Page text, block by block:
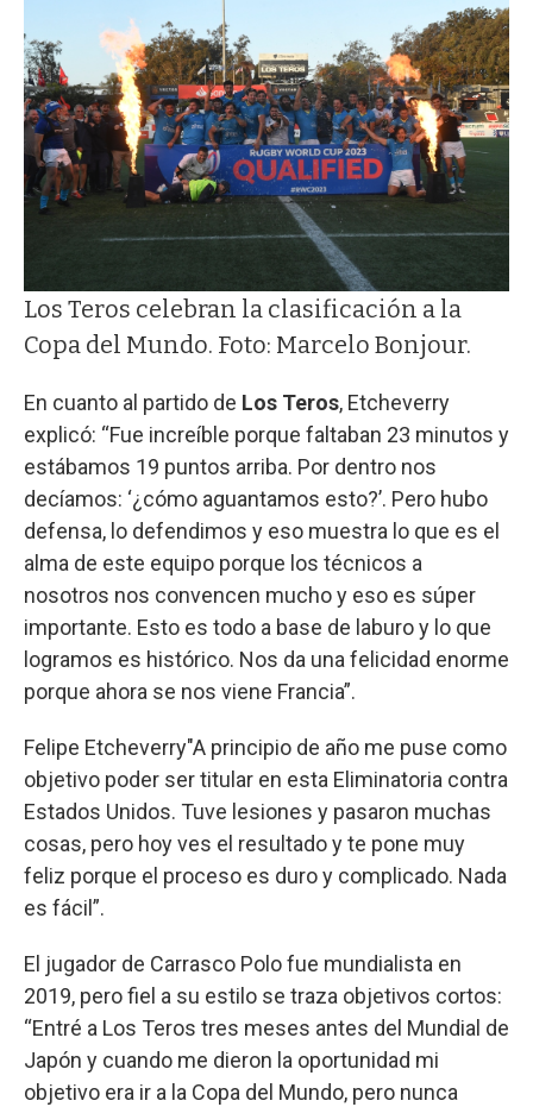
Los Teros celebran la clasificación a la
Copa del Mundo. Foto: Marcelo Bonjour.
En cuanto al partido de Los Teros, Etcheverry
explicó: “Fue increíble porque faltaban 23 minutos y
estábamos 19 puntos arriba. Por dentro nos
decíamos: ‘¿cómo aguantamos esto?’. Pero hubo
defensa, lo defendimos y eso muestra lo que es el
alma de este equipo porque los técnicos a
nosotros nos convencen mucho y eso es súper
importante. Esto es todo a base de laburo y lo que
logramos es histórico. Nos da una felicidad enorme
porque ahora se nos viene Francia”.
Felipe Etcheverry"A principio de año me puse como
objetivo poder ser titular en esta Eliminatoria contra
Estados Unidos. Tuve lesiones y pasaron muchas
cosas, pero hoy ves el resultado y te pone muy
feliz porque el proceso es duro y complicado. Nada
es fácil”.
El jugador de Carrasco Polo fue mundialista en
2019, pero fiel a su estilo se traza objetivos cortos:
“Entré a Los Teros tres meses antes del Mundial de
Japón y cuando me dieron la oportunidad mi
objetivo era ir a la Copa del Mundo, pero nunca